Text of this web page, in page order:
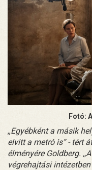
Fotó:
,,Egyébként a másik
elvitt a metró is” - tért
élményére Goldberg.
végrehajtási